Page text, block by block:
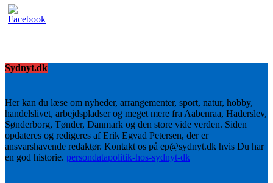
Sydnyt.dk
Her kan du læse om nyheder, arrangementer, sport, natur, hobby,
handelslivet, arbejdspladser og meget mere fra Aabenraa, Haderslev,
Sønderborg, Tønder, Danmark og den store vide verden. Siden
opdateres og redigeres af Erik Egvad Petersen, der er
ansvarshavende redaktør. Kontakt os på ep@sydnyt.dk hvis Du har
en god historie. persondatapolitik-hos-sydnyt-dk